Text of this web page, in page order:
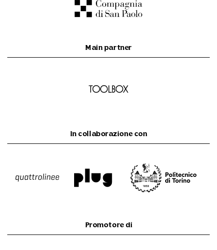
Main partner
In collaborazione con
Promotore di